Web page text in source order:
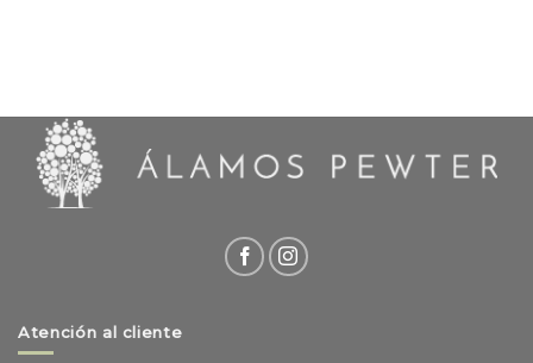
Atención al cliente